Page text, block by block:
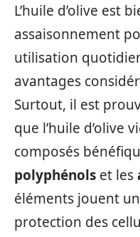
L’huile d’olive est
assaisonnement
utilisation
avantages
Surtout, il est
que l’huile d’olive
composés
polyphénols et les
éléments jouent
protection des